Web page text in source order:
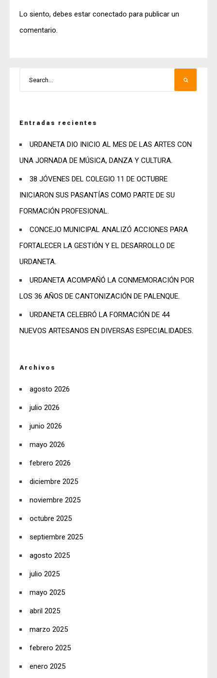
Lo siento, debes estar conectado para publicar un
comentario.
Entradas recientes
URDANETA DIO INICIO AL MES DE LAS ARTES CON
UNA JORNADA DE MÚSICA, DANZA Y CULTURA.
38 JÓVENES DEL COLEGIO 11 DE OCTUBRE
INICIARON SUS PASANTÍAS COMO PARTE DE SU
FORMACIÓN PROFESIONAL.
CONCEJO MUNICIPAL ANALIZÓ ACCIONES PARA
FORTALECER LA GESTIÓN Y EL DESARROLLO DE
URDANETA.
URDANETA ACOMPAÑÓ LA CONMEMORACIÓN POR
LOS 36 AÑOS DE CANTONIZACIÓN DE PALENQUE.
URDANETA CELEBRÓ LA FORMACIÓN DE 44
NUEVOS ARTESANOS EN DIVERSAS ESPECIALIDADES.
Archivos
agosto 2026
julio 2026
junio 2026
mayo 2026
febrero 2026
diciembre 2025
noviembre 2025
octubre 2025
septiembre 2025
agosto 2025
julio 2025
mayo 2025
abril 2025
marzo 2025
febrero 2025
enero 2025